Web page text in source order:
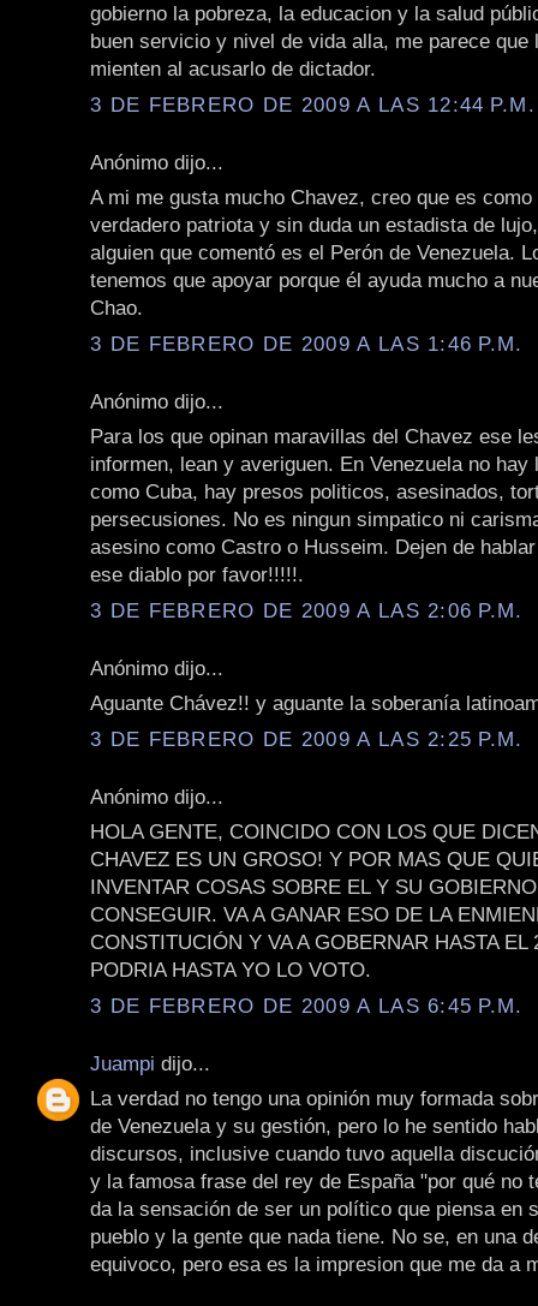
gobierno la pobreza, la educacion y la salud
buen servicio y nivel de vida alla, me parece que
mienten al acusarlo de dictador.
3 DE FEBRERO DE 2009 A LAS 12:44 P.M.
Anónimo dijo...
A mi me gusta mucho Chavez, creo que es como
verdadero patriota y sin duda un estadista de
alguien que comentó es el Perón de Venezuela.
tenemos que apoyar porque él ayuda mucho a
Chao.
3 DE FEBRERO DE 2009 A LAS 1:46 P.M.
Anónimo dijo...
Para los que opinan maravillas del Chavez ese
informen, lean y averiguen. En Venezuela no hay
como Cuba, hay presos politicos, asesinados,
persecusiones. No es ningun simpatico ni
asesino como Castro o Husseim. Dejen de
ese diablo por favor!!!!!.
3 DE FEBRERO DE 2009 A LAS 2:06 P.M.
Anónimo dijo...
Aguante Chávez!! y aguante la soberanía
3 DE FEBRERO DE 2009 A LAS 2:25 P.M.
Anónimo dijo...
HOLA GENTE, COINCIDO CON LOS QUE
CHAVEZ ES UN GROSO! Y POR MAS QUE
INVENTAR COSAS SOBRE EL Y SU
CONSEGUIR. VA A GANAR ESO DE LA
CONSTITUCIÓN Y VA A GOBERNAR HASTA EL
PODRIA HASTA YO LO VOTO.
3 DE FEBRERO DE 2009 A LAS 6:45 P.M.
Juampi dijo...
La verdad no tengo una opinión muy formada
de Venezuela y su gestión, pero lo he sentido
discursos, inclusive cuando tuvo aquella
y la famosa frase del rey de España "por qué no
da la sensación de ser un político que piensa en
pueblo y la gente que nada tiene. No se, en una
equivoco, pero esa es la impresion que me da a